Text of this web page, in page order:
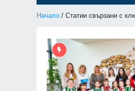
Начало / Статии свързани с